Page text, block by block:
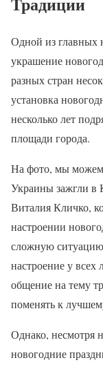
Одной из главных
украшение
разных стран
установка
несколько лет
площади города.
На фото, мы можем
Украины зажгли в
Виталия Кличко,
настроении
сложную ситуацию
настроение у всех
общение на тему
поменять к
Однако, несмотря
новогодние